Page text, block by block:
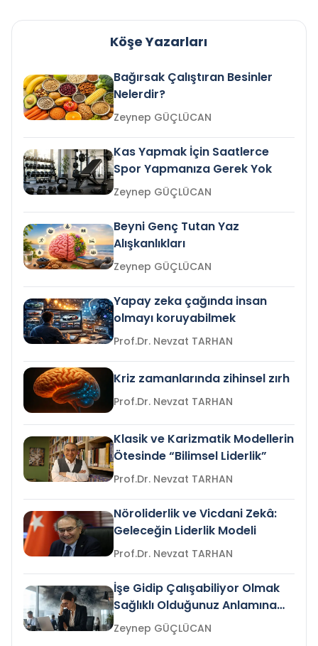
Köşe Yazarları
Bağırsak Çalıştıran Besinler
Nelerdir?
Zeynep GÜÇLÜCAN
Kas Yapmak İçin Saatlerce
Spor Yapmanıza Gerek Yok
Zeynep GÜÇLÜCAN
Beyni Genç Tutan Yaz
Alışkanlıkları
Zeynep GÜÇLÜCAN
Yapay zeka çağında insan
olmayı koruyabilmek
Prof.Dr. Nevzat TARHAN
Kriz zamanlarında zihinsel zırh
Prof.Dr. Nevzat TARHAN
Klasik ve Karizmatik Modellerin
Ötesinde “Bilimsel Liderlik”
Prof.Dr. Nevzat TARHAN
Nöroliderlik ve Vicdani Zekâ:
Geleceğin Liderlik Modeli
Prof.Dr. Nevzat TARHAN
İşe Gidip Çalışabiliyor Olmak
Sağlıklı Olduğunuz Anlamına
Gelir mi?Zeynep GÜÇLÜCAN